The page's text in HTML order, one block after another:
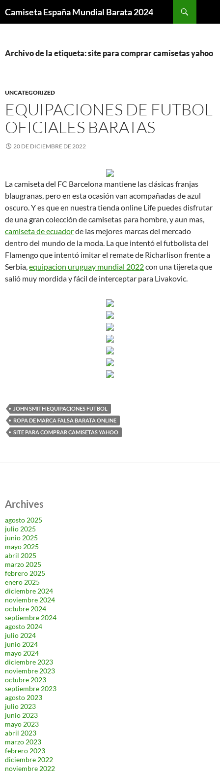
Camiseta España Mundial Barata 2024
Archivo de la etiqueta: site para comprar camisetas yahoo
UNCATEGORIZED
EQUIPACIONES DE FUTBOL
OFICIALES BARATAS
20 DE DICIEMBRE DE 2022
La camiseta del FC Barcelona mantiene las clásicas franjas
blaugranas, pero en esta ocasión van acompañadas de azul
oscuro. Y es que en nuestra tienda online Life puedes disfrutar
de una gran colección de camisetas para hombre, y aun mas,
camiseta de ecuadorde las mejores marcas del mercado
dentro del mundo de la moda. La que intentó el futbolista del
Flamengo que intentó imitar el remate de Richarlison frente a
Serbia,equipacion uruguay mundial 2022con una tijereta que
salió muy mordida y fácil de interceptar para Livakovic.
JOHN SMITH EQUIPACIONES FUTBOL
ROPA DE MARCA FALSA BARATA ONLINE
SITE PARA COMPRAR CAMISETAS YAHOO
Archives
agosto 2025
julio 2025
junio 2025
mayo 2025
abril 2025
marzo 2025
febrero 2025
enero 2025
diciembre 2024
noviembre 2024
octubre 2024
septiembre 2024
agosto 2024
julio 2024
junio 2024
mayo 2024
diciembre 2023
noviembre 2023
octubre 2023
septiembre 2023
agosto 2023
julio 2023
junio 2023
mayo 2023
abril 2023
marzo 2023
febrero 2023
diciembre 2022
noviembre 2022